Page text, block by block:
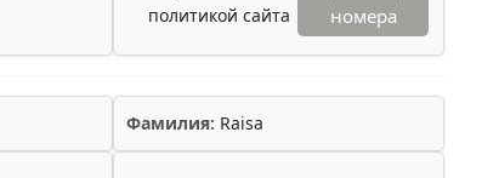
политикой сайта
номера
Фамилия: Raisa